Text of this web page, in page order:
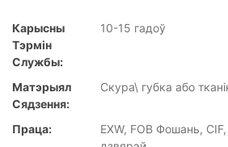
Карысны
Тэрмін
Службы:
10-15 гадоў
Матэрыял
Сядзення:
Скура\ губка або
Праца:
EXW, FOB Фошань,